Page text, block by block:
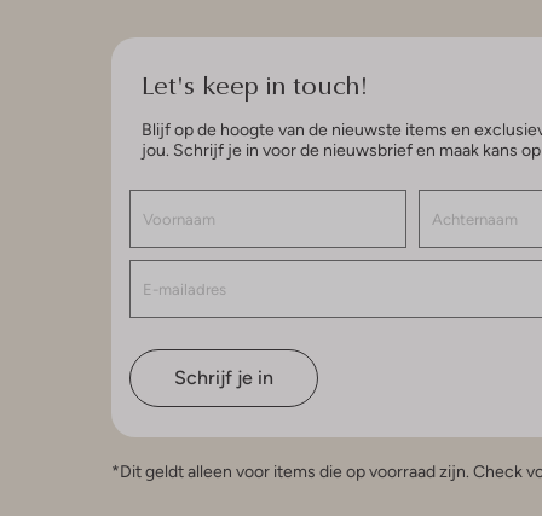
Let's keep in touch!
Blijf op de hoogte van de nieuwste items en
jou. Schrijf je in voor de nieuwsbrief en maak kans
Schrijf je in
*Dit geldt alleen voor items die op voorraad zijn. Check